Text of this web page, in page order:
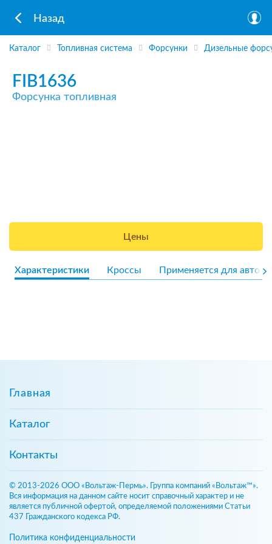
Назад
Каталог Топливная система Форсунки Дизельные
FIB1636
Форсунка топливная
Цены
Характеристики Кроссы Применяется для авто
Главная
Каталог
Контакты
© 2013-2026 ООО «Вольтаж-Пермь». Группа компаний «Вольтаж™».
Вся информация на данном сайте носит справочный характер и не
является публичной офертой, определяемой положениями Статьи
437 Гражданского кодекса РФ.
Политика конфиденциальности